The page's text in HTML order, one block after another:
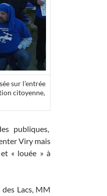
sur l’entrée
citoyenne,
publiques,
Viry mais
« louée » à
Lacs, MM